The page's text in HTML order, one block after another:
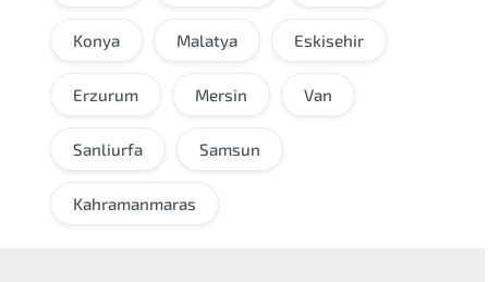
Konya Malatya Eskisehir
Erzurum Mersin Van
Sanliurfa Samsun
Kahramanmaras